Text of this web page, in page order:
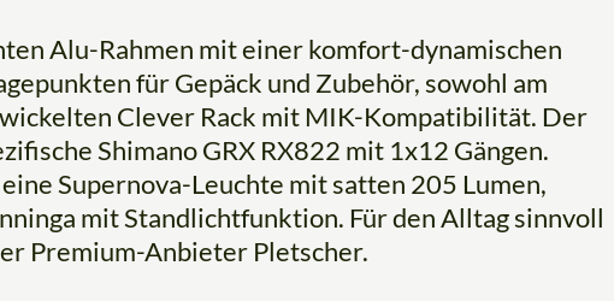
Alu-Rahmen mit einer komfort-dynamischen
für Gepäck und Zubehör, sowohl am
Clever Rack mit MIK-Kompatibilität. Der
Shimano GRX RX822 mit 1x12 Gängen.
Supernova-Leuchte mit satten 205 Lumen,
mit Standlichtfunktion. Für den Alltag sinnvoll
Premium-Anbieter Pletscher.